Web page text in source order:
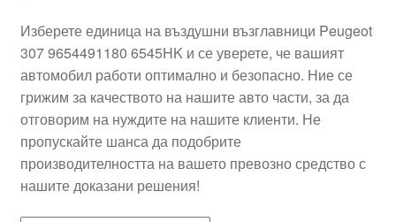
Изберете единица на въздушни възглавници Peugeot
307 9654491180 6545HK и се уверете, че вашият
автомобил работи оптимално и безопасно. Ние се
грижим за качеството на нашите авто части, за да
отговорим на нуждите на нашите клиенти. Не
пропускайте шанса да подобрите
производителността на вашето превозно средство с
нашите доказани решения!